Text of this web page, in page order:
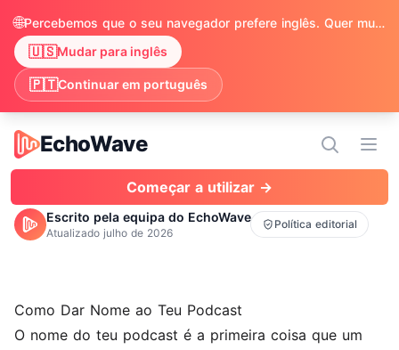
EchoWave
EchoWave
Começar a utilizar →
Escrito pela equipa do EchoWave
Atualizado julho de 2026
Política editorial
Como Dar Nome ao Teu Podcast
O nome do teu podcast é a primeira coisa que um
🌐 Percebemos que o seu navegador prefere inglês. Quer mudar para ver o conteúdo em inglês?
🇺🇸Mudar para inglês
🇵🇹Continuar em português